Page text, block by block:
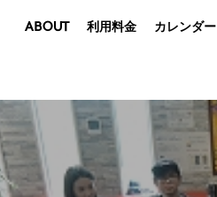
ABOUT 利用料金 カレンダー